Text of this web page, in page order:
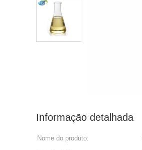
Informação detalhada
Nome do produto: